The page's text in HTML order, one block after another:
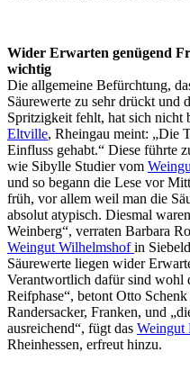
Wider Erwarten genügend
wichtig
Die allgemeine Befürchtung,
Säurewerte zu sehr drückt und
Spritzigkeit fehlt, hat sich nicht
Eltville, Rheingau meint: „Die
Einfluss gehabt.“ Diese führte
wie Sibylle Studier vom
und so begann die Lese vor
früh, vor allem weil man die
absolut atypisch. Diesmal
Weinberg“, verraten Barbara
Weingut Wilhelmshofin
Säurewerte liegen wider
Verantwortlich dafür sind wohl
Reifphase“, betont Otto
Randersacker, Franken, und
ausreichend“, fügt das Weingut
Rheinhessen, erfreut hinzu.